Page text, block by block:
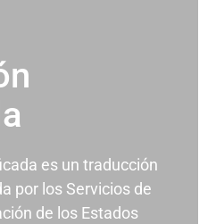
es un traducción
por los Servicios de
de los Estados